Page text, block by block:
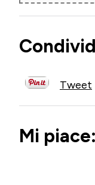
Tweet
Mi piace: